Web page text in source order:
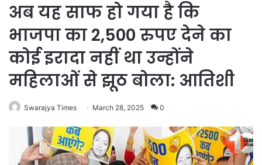
अब यह साफ हो गया है कि
भाजपा का 2,500 रुपए देने का
कोई इरादा नहीं था उन्होंने
महिलाओं से झूठ बोला: आतिशी
Swarajya Times March 28, 2025 0